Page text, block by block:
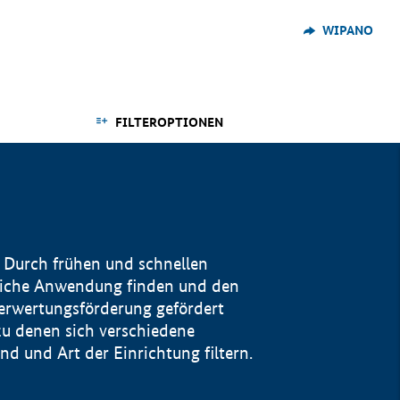
WIPANO
FILTEROPTIONEN
frühen und schnellen
Anwendung finden und den
gefördert
denen sich verschiedene
und Art der Einrichtung filtern.